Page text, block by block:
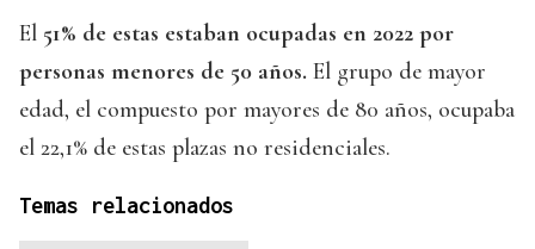
El 51% de estas estaban ocupadas en 2022 por
personas menores de 50 años. El grupo de mayor
edad, el compuesto por mayores de 80 años, ocupaba
el 22,1% de estas plazas no residenciales.
Temas relacionados